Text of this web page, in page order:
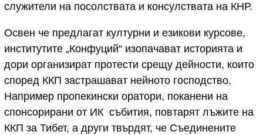
служители на посолствата и консулствата на КНР.
Освен че предлагат културни и езикови курсове,
институтите „Конфуций“ изопачават историята и
дори организират протести срещу дейности, които
според ККП застрашават нейното господство.
Например пропекински оратори, поканени на
спонсорирани от ИК събития, повтарят лъжите на
ККП за Тибет, а други твърдят, че Съединените